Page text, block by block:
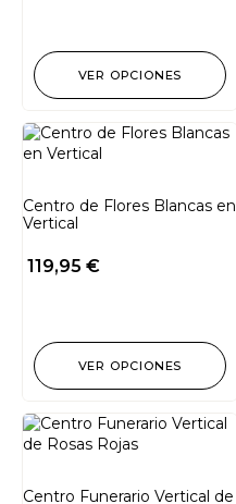
VER OPCIONES
Centro de Flores Blancas en
Vertical
119,95 €
VER OPCIONES
Centro Funerario Vertical de